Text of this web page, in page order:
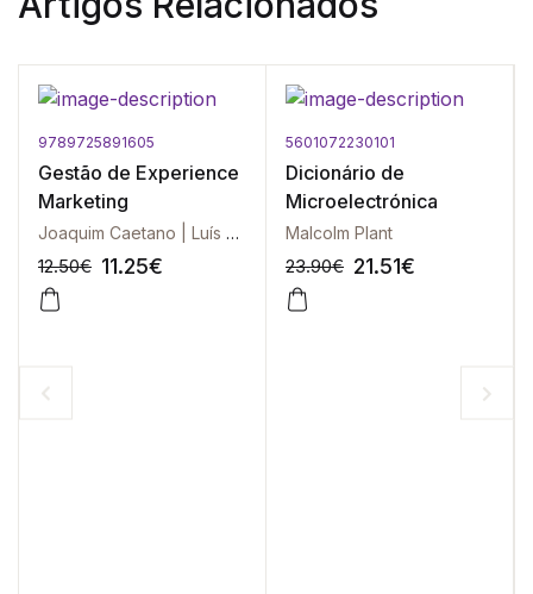
9789725891605
Gestão de Experience
Marketing
Joaquim Caetano | Luís Rasquilha
12.50€ 11.25€
-10%
5601072230101
Dicionário de
Microelectrónica
Malcolm Plant
23.90€ 21.51€